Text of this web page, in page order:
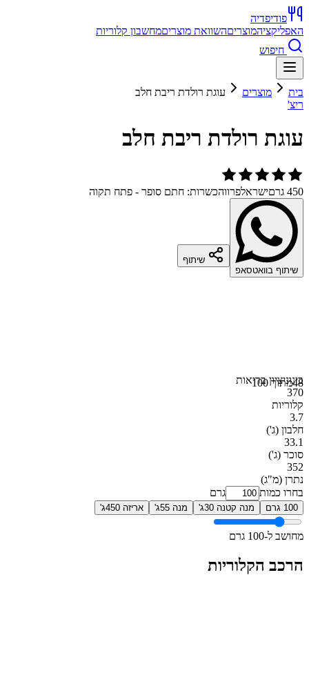
פודיפדיה
האפליקציהמוצריםהשוואת מוצריםמחשבון קלוריות
חיפוש
בית מוצרים
עוגת רולדת ריבת חלב
ריצ'
עוגת רולדת ריבת חלב
450 גרם ישראלפרווהכשרות: חתם סופר - פתח תקוה
שיתוף בוואטסאפ
שיתוף
48מתוך 100בינוניציון בריאות
370
קלוריות
3.7
חלבון (ג')
33.1
סוכר (ג')
352
נתרן (מ"ג)
בחרו כמות
גרם
100 גרם מנה קטנה 30ג' מנה 55ג' אריזה 450ג'
מחושב ל-100 גרם
הרכב הקלוריות